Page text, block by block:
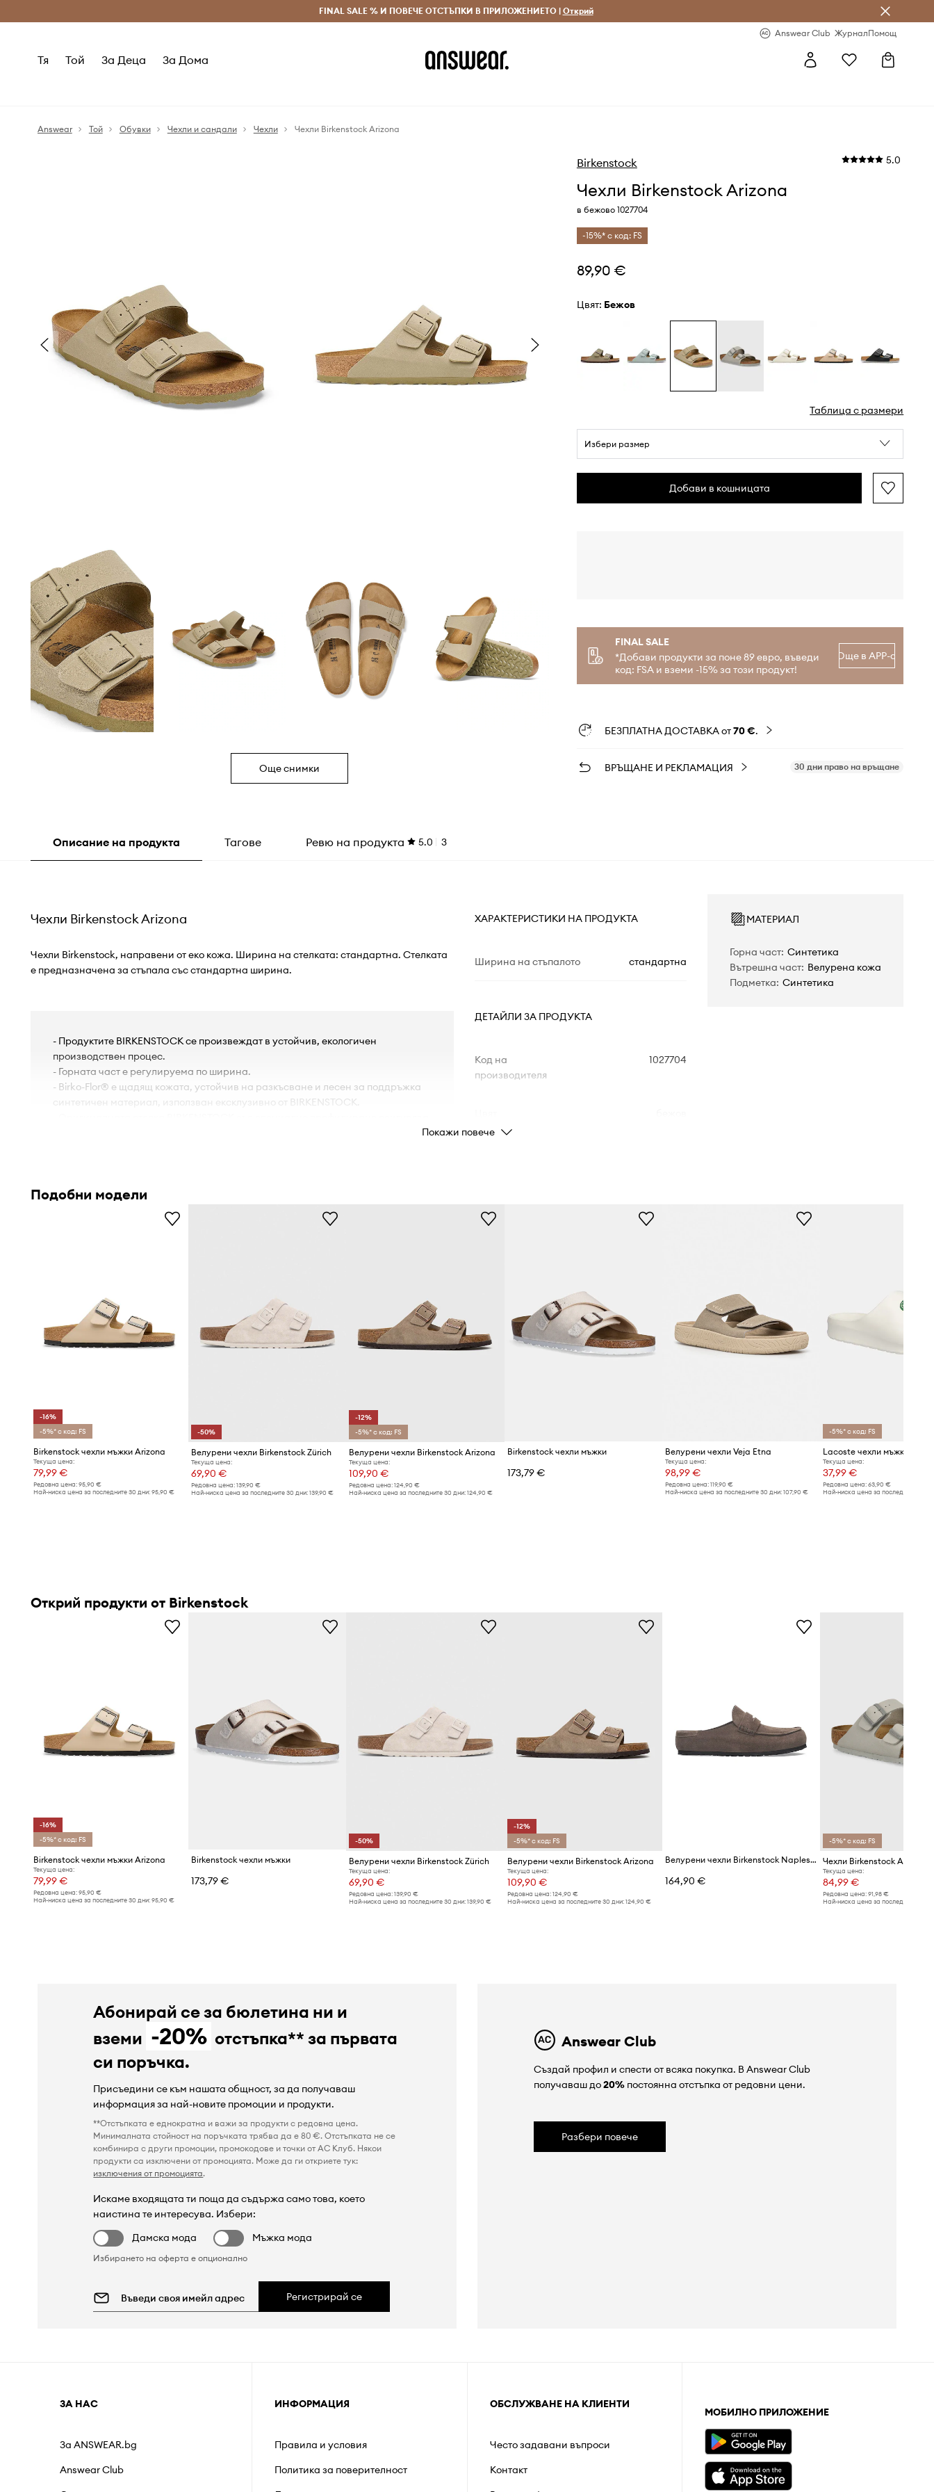
Безплатни доставка и връщане за поръчки над 70 EUR Доставка 1-5 дни
FINAL SALE % И ПОВЕЧЕ ОТСТЪПКИ В ПРИЛОЖЕНИЕТО | Открий
Answear Club ЖурналПомощ
Тя Той За Деца За Дома
Answear Той Обувки Чехли и сандали Чехли Чехли Birkenstock Arizona
Още снимки
Birkenstock 5.0
Чехли Birkenstock Arizona
в бежово 1027704
-15%* с код: FS
89,90 €
Цвят: бежов
Таблица с размери
Избери размер
Добави в кошницата
FINAL SALE
*Добави продукти за поне 89 евро, въведи
код: FSA и вземи -15% за този продукт!
Още в APP-а
БЕЗПЛАТНА ДОСТАВКА от70 €.
ВРЪЩАНЕ И РЕКЛАМАЦИЯ 30 дни право на връщане
Описание на продукта Тагове Ревю на продукта 5.0 3
Чехли Birkenstock Arizona
Чехли Birkenstock, направени от еко кожа. Ширина на стелката: стандартна. Стелката
е предназначена за стъпала със стандартна ширина.
- Продуктите BIRKENSTOCK се произвеждат в устойчив, екологичен
производствен процес.
- Горната част е регулируема по ширина.
- Birko-Flor® е щадящ кожата, устойчив на разкъсване и лесен за поддръжка
синтетичен материал, използван ексклузивно от BIRKENSTOCK.
- Дължина на стелката: 27 cm.
- Мерките се отнасят за размер: 42.
ХАРАКТЕРИСТИКИ НА ПРОДУКТА
Ширина на стъпалото стандартна
ДЕТАЙЛИ ЗА ПРОДУКТА
Код на
производителя
1027704
Код на продукта
МАТЕРИАЛ
Горна част: Синтетика
Вътрешна част: Велурена кожа
Подметка: Синтетика
Покажи повече
Подобни модели
-16%
-5%* с код: FS
Birkenstock чехли мъжки Arizona
Текуща цена:
79,99 €
Редовна цена: 95,90 €
Най-ниска цена за последните 30 дни: 95,90 €
-50%
Велурени чехли Birkenstock Zürich
Текуща цена:
69,90 €
Редовна цена:139,90 €
Най-ниска цена за последните 30 дни:139,90 €
-12%
-5%* с код: FS
Велурени чехли Birkenstock Arizona
Текуща цена:
109,90 €
Редовна цена: 124,90 €
Най-ниска цена за последните 30 дни: 124,90 €
Birkenstock чехли мъжки
173,79 €
Велурени чехли Veja Etna
Текуща цена:
98,99 €
Редовна цена:119,90 €
Най-ниска цена за последните 30 дни:107,90 €
-5%* с код: FS
Текуща цена:
37,99 €
Редовна цена: 63,90 €
Най-ниска цена за последните 30
Открий продукти от Birkenstock
-16%
-5%* с код: FS
Birkenstock чехли мъжки Arizona
Текуща цена:
79,99 €
Редовна цена: 95,90 €
Най-ниска цена за последните 30 дни: 95,90 €
Birkenstock чехли мъжки
173,79 €
-50%
Велурени чехли Birkenstock Zürich
Текуща цена:
69,90 €
Редовна цена: 139,90 €
Най-ниска цена за последните 30 дни: 139,90 €
-12%
-5%* с код: FS
Велурени чехли Birkenstock Arizona
Текуща цена:
109,90 €
Редовна цена: 124,90 €
Най-ниска цена за последните 30 дни: 124,90 €
Велурени чехли Birkenstock Naples Wrapped LEVE
164,90 €
-5%* с код: FS
Чехли Birkenstock Arizona
Текуща цена:
84,99 €
Редовна цена: 91,98 €
Най-ниска цена за последните 30
Абонирай се за бюлетина ни и
вземи -20% отстъпка** за първата
си поръчка.
Присъедини се към нашата общност, за да получаваш
информация за най-новите промоции и продукти.
**Отстъпката е еднократна и важи за продукти с редовна цена.
Минималната стойност на поръчката трябва да е 80 €. Отстъпката не се
комбинира с други промоции, промокодове и точки от AC Клуб. Някои
продукти са изключени от промоцията. Може да ги откриете тук:
изключения от промоцията.
Искаме входящата ти поща да съдържа само това, което
наистина те интересува. Избери:
Дамска мода
Мъжка мода
Избирането на оферта е опционално
Регистрирай се
Answear Club
Създай профил и спести от всяка покупка. В Answear Club
получаваш до20%постоянна отстъпка от редовни цени.
Разбери повече
ЗА НАС
За ANSWEAR.bg
Answear Club
ИНФОРМАЦИЯ
Правила и условия
Политика за поверителност
ОБСЛУЖВАНЕ НА КЛИЕНТИ
Често задавани въпроси
Контакт
МОБИЛНО ПРИЛОЖЕНИЕ